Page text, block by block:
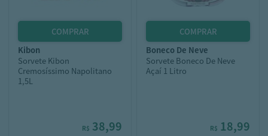
kibon
Sorvete Kibon
Cremosíssimo Napolitano
1,5L
R$ 38,99
boneco de neve
Sorvete Boneco De Neve
Açaí 1 Litro
R$ 18,99